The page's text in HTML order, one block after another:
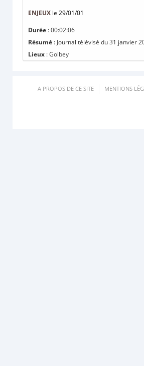
ENJEUX le 29/01/01
Durée : 00:02:06
Résumé : Journal télévisé du 31 janvier
Lieux : Golbey
A PROPOS DE CE SITE MENTIONS